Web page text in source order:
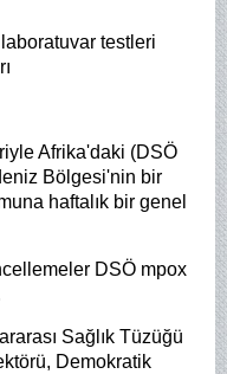
testleri
Afrika'daki (DSÖ
Bölgesi'nin bir
haftalık bir genel
DSÖ mpox
Sağlık Tüzüğü
Demokratik